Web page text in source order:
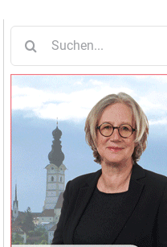
nach: